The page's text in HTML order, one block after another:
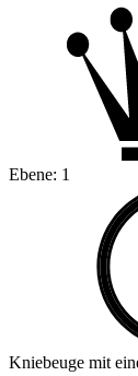
Ebene: 1
Kniebeuge mit